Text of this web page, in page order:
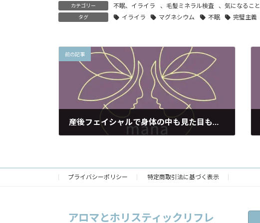
カテゴリー 不眠、イライラ 、 毛髪ミネラル検査 、気になること
タグ イライラ マグネシウム 不眠 完璧主義
前の記事
産後フェイシャルで身体の中も見た目もすっきり！
プライバシーポリシー 特定商取引法に基づく表示
アロマとホリスティックリフレ